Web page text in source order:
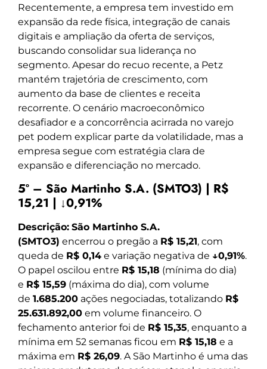
Recentemente, a empresa tem investido em
expansão da rede física, integração de canais
digitais e ampliação da oferta de serviços,
buscando consolidar sua liderança no
segmento. Apesar do recuo recente, a Petz
mantém trajetória de crescimento, com
aumento da base de clientes e receita
recorrente. O cenário macroeconômico
desafiador e a concorrência acirrada no varejo
pet podem explicar parte da volatilidade, mas a
empresa segue com estratégia clara de
expansão e diferenciação no mercado.
5º – São Martinho S.A. (SMTO3) | R$
15,21 | ↓0,91%
Descrição: São Martinho S.A.
(SMTO3) encerrou o pregão a R$ 15,21, com
queda de R$ 0,14 e variação negativa de ↓0,91%.
O papel oscilou entre R$ 15,18 (mínima do dia)
e R$ 15,59 (máxima do dia), com volume
de 1.685.200 ações negociadas, totalizando R$
25.631.892,00 em volume financeiro. O
fechamento anterior foi de R$ 15,35, enquanto a
mínima em 52 semanas ficou em R$ 15,18 e a
máxima em R$ 26,09. A São Martinho é uma das